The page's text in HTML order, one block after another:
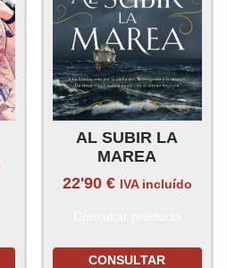
AL SUBIR LA
MAREA
22'90 € IVA incluído
CONSULTAR